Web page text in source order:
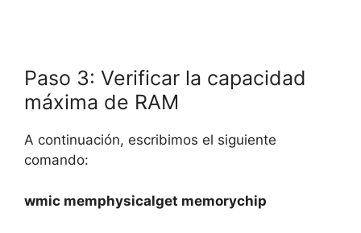
Paso 3: Verificar la capacidad
máxima de RAM
A continuación, escribimos el siguiente
comando:
wmic memphysicalget memorychip